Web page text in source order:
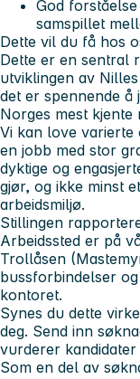
God
samspillet
Dette vil du få hos
Dette er en sentral
utviklingen av
det er spennende å
Norges mest kjente
Vi kan love varierte
en jobb med stor
dyktige og
gjør, og ikke minst et
arbeidsmiljø.
Stillingen
Arbeidssted er på
Trollåsen
bussforbindelser
kontoret.
Synes du dette
deg. Send inn
vurderer
Som en del av